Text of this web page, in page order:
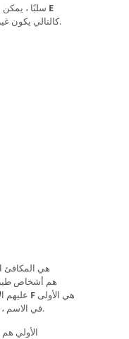
E
كالتالي يكون غير موثوق به وقشاريًا في بعض الأحيان.
هي المكافئ
F
في الاسم ، فإنها تحمل اهتزاز "المربي" الطبيعي.